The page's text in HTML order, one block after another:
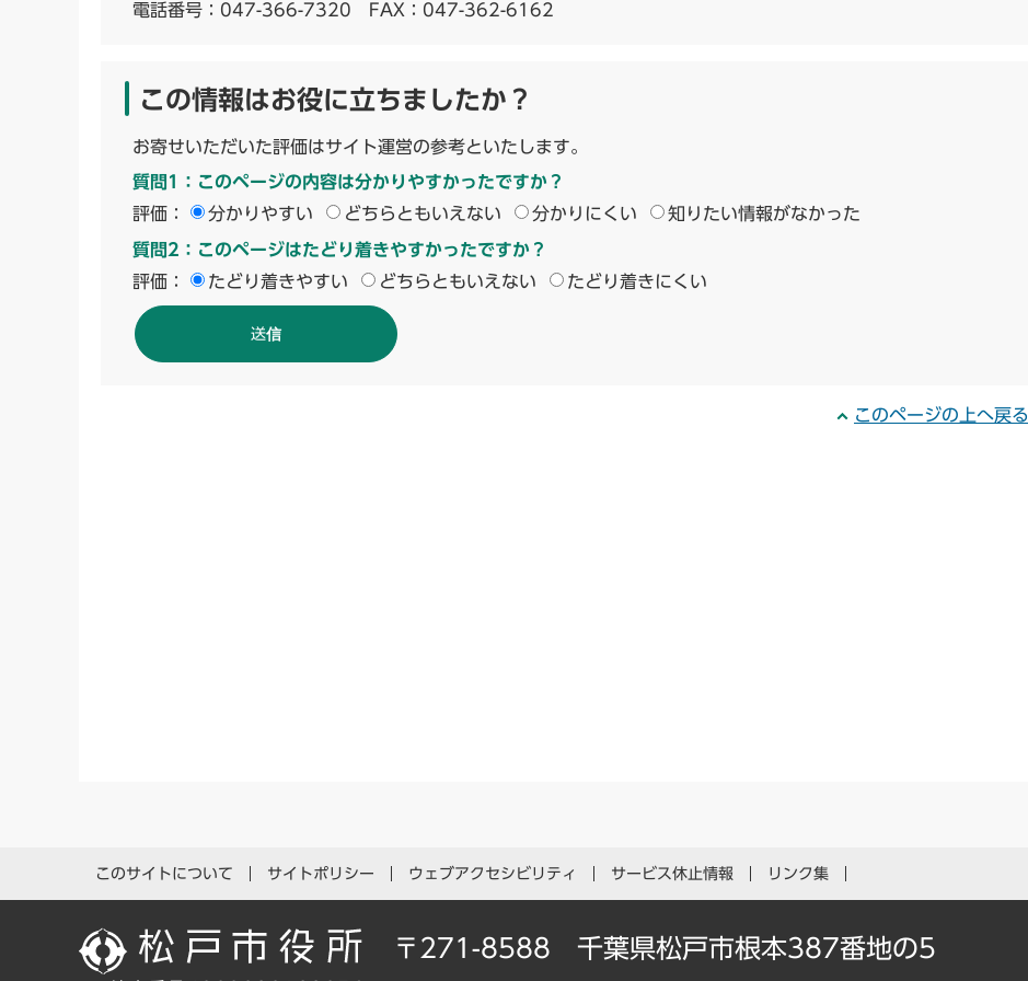
電話番号： 047-366-7320 FAX：047-362-6162
この情報はお役に立ちましたか？
お寄せいただいた評価はサイト運営の参考といたします。
質問1：このページの内容は分かりやすかったですか？
評価：
分かりやすい どちらともいえない 分かりにくい 知りたい情報がなかった
質問2：このページはたどり着きやすかったですか？
評価：
たどり着きやすい どちらともいえない たどり着きにくい
このページの上へ戻る
このサイトについて サイトポリシー ウェブアクセシビリティ サービス休止情報 リンク集
〒271-8588 千葉県松戸市根本387番地の5